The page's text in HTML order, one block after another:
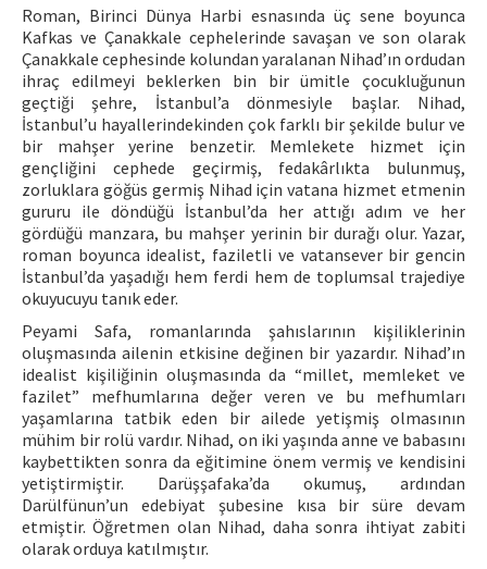
Roman, Birinci Dünya Harbi esnasında üç sene boyunca
Kafkas ve Çanakkale cephelerinde savaşan ve son olarak
Çanakkale cephesinde kolundan yaralanan Nihad’ın ordudan
ihraç edilmeyi beklerken bin bir ümitle çocukluğunun
geçtiği şehre, İstanbul’a dönmesiyle başlar. Nihad,
İstanbul’u hayallerindekinden çok farklı bir şekilde bulur ve
bir mahşer yerine benzetir. Memlekete hizmet için
gençliğini cephede geçirmiş, fedakârlıkta bulunmuş,
zorluklara göğüs germiş Nihad için vatana hizmet etmenin
gururu ile döndüğü İstanbul’da her attığı adım ve her
gördüğü manzara, bu mahşer yerinin bir durağı olur. Yazar,
roman boyunca idealist, faziletli ve vatansever bir gencin
İstanbul’da yaşadığı hem ferdi hem de toplumsal trajediye
okuyucuyu tanık eder.
Peyami Safa, romanlarında şahıslarının kişiliklerinin
oluşmasında ailenin etkisine değinen bir yazardır. Nihad’ın
idealist kişiliğinin oluşmasında da “millet, memleket ve
fazilet” mefhumlarına değer veren ve bu mefhumları
yaşamlarına tatbik eden bir ailede yetişmiş olmasının
mühim bir rolü vardır. Nihad, on iki yaşında anne ve babasını
kaybettikten sonra da eğitimine önem vermiş ve kendisini
yetiştirmiştir. Darüşşafaka’da okumuş, ardından
Darülfünun’un edebiyat şubesine kısa bir süre devam
etmiştir. Öğretmen olan Nihad, daha sonra ihtiyat zabiti
olarak orduya katılmıştır.